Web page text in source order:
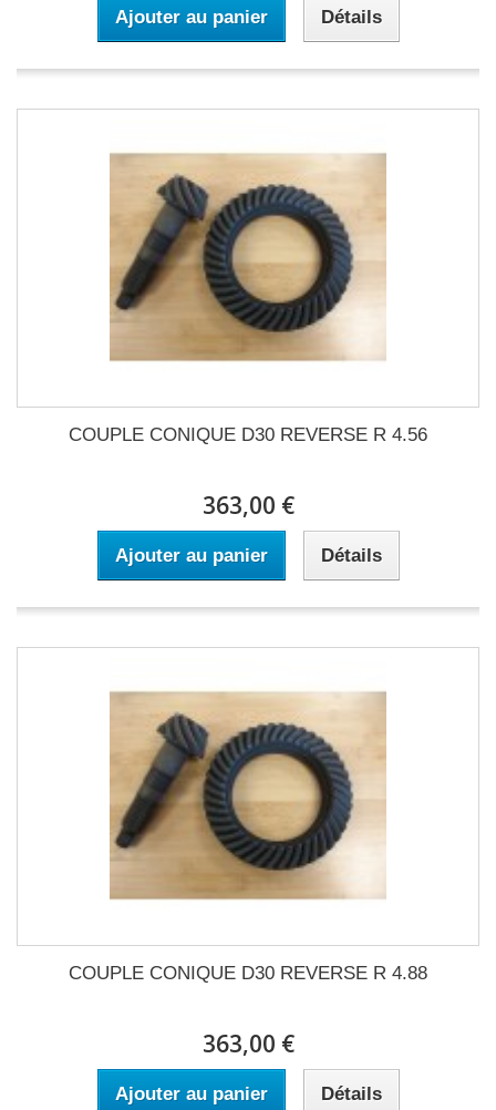
Ajouter au panier Détails
COUPLE CONIQUE D30 REVERSE R 4.56
363,00 €
Ajouter au panier Détails
COUPLE CONIQUE D30 REVERSE R 4.88
363,00 €
Ajouter au panier Détails